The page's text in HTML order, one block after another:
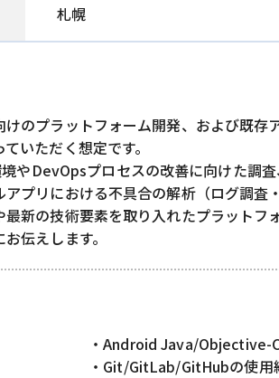
札幌
のプラットフォーム開発、および既存
いただく想定です。
境やDevOpsプロセスの改善に向けた調
アプリにおける不具合の解析（ログ調
最新の技術要素を取り入れたプラットフ
伝えします。
・Android Java/Objective-
・Git/GitLab/GitHubの使用